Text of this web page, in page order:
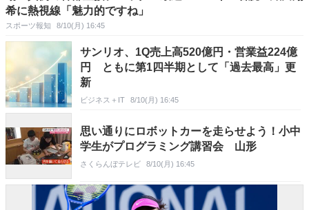
希に熱視線「魅力的ですね」
スポーツ報知 8/10(月) 16:45
サンリオ、1Q売上高520億円・営業益224億
円 ともに第1四半期として「過去最高」更
新
ビジネス＋IT 8/10(月) 16:45
思い通りにロボットカーを走らせよう！小中
学生がプログラミング講習会 山形
さくらんぼテレビ 8/10(月) 16:45